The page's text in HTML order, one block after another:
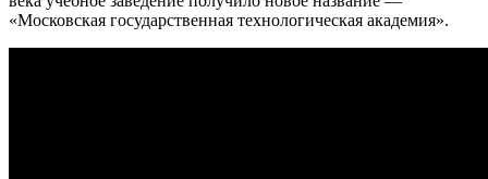
«Московская государственная технологическая академия».